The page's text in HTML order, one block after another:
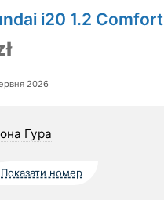
i20 1.2 Comfort
2026
Гура
Показати номер